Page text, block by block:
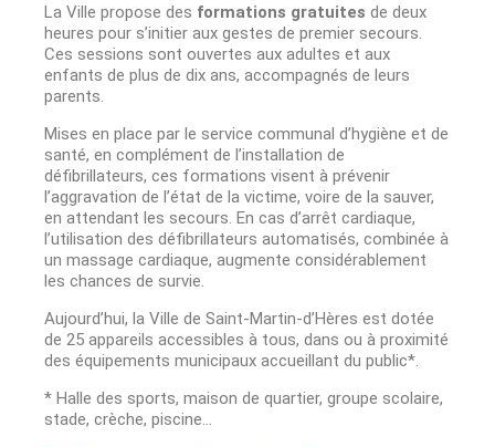
La Ville propose des formations gratuites de deux
heures pour s’initier aux gestes de premier secours.
Ces sessions sont ouvertes aux adultes et aux
enfants de plus de dix ans, accompagnés de leurs
parents.
Mises en place par le service communal d’hygiène et de
santé, en complément de l’installation de
défibrillateurs, ces formations visent à prévenir
l’aggravation de l’état de la victime, voire de la sauver,
en attendant les secours. En cas d’arrêt cardiaque,
l’utilisation des défibrillateurs automatisés, combinée à
un massage cardiaque, augmente considérablement
les chances de survie.
Aujourd’hui, la Ville de Saint-Martin-d’Hères est dotée
de 25 appareils accessibles à tous, dans ou à proximité
des équipements municipaux accueillant du public*.
* Halle des sports, maison de quartier, groupe scolaire,
stade, crèche, piscine…